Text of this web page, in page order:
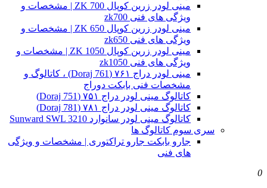
مینی لودر زرین کوپال ZK 700 | مشخصات و
ویژگی های فنی zk700
مینی لودر زرین کوپال ZK 650 | مشخصات و
ویژگی های فنی zk650
مینی لودر زرین کوپال ZK 1050 | مشخصات و
ویژگی های فنی zk1050
مینی لودر دراج ۷۶۱ (Doraj 761) ، کاتالوگ و
مشخصات فنی بابکت دوراج
کاتالوگ مینی لودر دراج ۷۵۱ (Doraj 751)
کاتالوگ مینی لودر دراج ۷۸۱ (Doraj 781)
کاتالوگ مینی لودر سانوارد Sunward SWL 3210
سری سوم کاتالوگ ها
جارو بابکت جارو تراکتوری | مشخصات و ویژگی
های فنی
0